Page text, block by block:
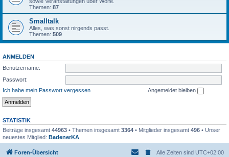
Themen: 87
Smalltalk
Alles, was sonst nirgends passt.
Themen: 509
ANMELDEN
Benutzername:
Passwort:
Ich habe mein Passwort vergessen
Angemeldet bleiben
STATISTIK
Beiträge insgesamt 44963 • Themen insgesamt 3364 • Mitglieder insgesamt 496 • Unser
neuestes Mitglied: BadenerKA
Foren-Übersicht Alle Zeiten sind UTC+02:00